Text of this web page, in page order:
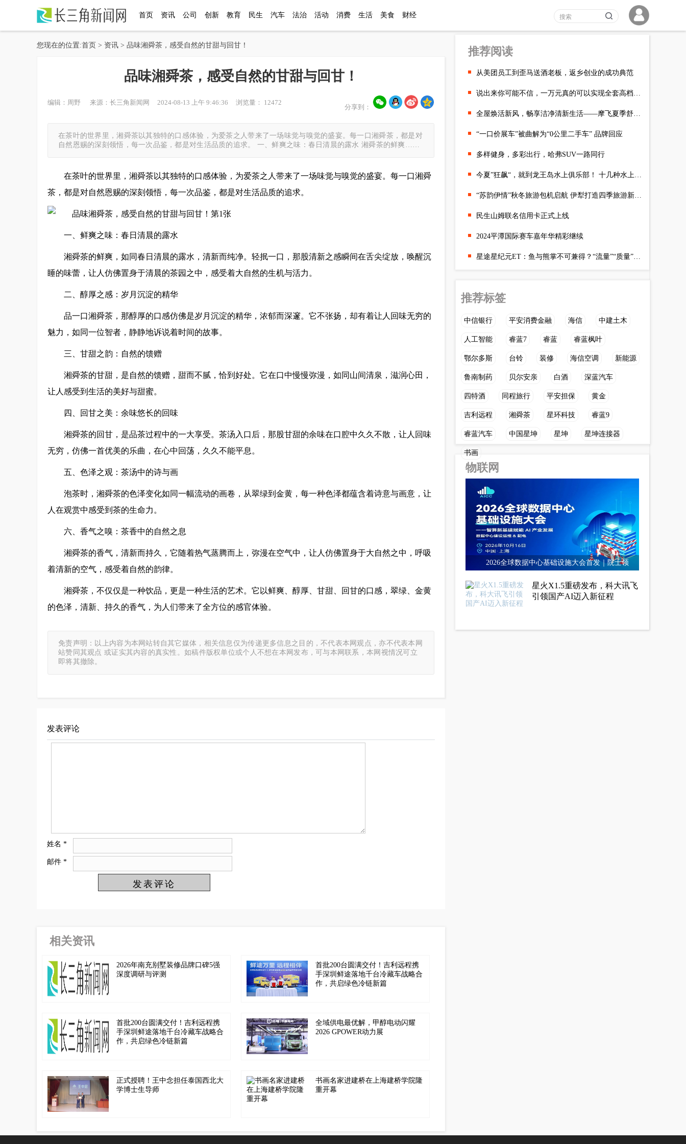
首页 资讯 公司 创新 教育 民生 汽车 法治 活动 消费 生活 美食 财经
您现在的位置:首页 > 资讯 > 品味湘舜茶，感受自然的甘甜与回甘！
品味湘舜茶，感受自然的甘甜与回甘！
编辑：周野 来源：长三角新闻网 2024-08-13 上午 9:46:36 浏览量： 12472
分享到：
在茶叶的世界里，湘舜茶以其独特的口感体验，为爱茶之人带来了一场味觉与嗅觉的盛宴。每一口湘舜茶，都是对
自然恩赐的深刻领悟，每一次品鉴，都是对生活品质的追求。 一、鲜爽之味：春日清晨的露水 湘舜茶的鲜爽……
在茶叶的世界里，湘舜茶以其独特的口感体验，为爱茶之人带来了一场味觉与嗅觉的盛宴。每一口湘舜
茶，都是对自然恩赐的深刻领悟，每一次品鉴，都是对生活品质的追求。
一、鲜爽之味：春日清晨的露水
湘舜茶的鲜爽，如同春日清晨的露水，清新而纯净。轻抿一口，那股清新之感瞬间在舌尖绽放，唤醒沉
睡的味蕾，让人仿佛置身于清晨的茶园之中，感受着大自然的生机与活力。
二、醇厚之感：岁月沉淀的精华
品一口湘舜茶，那醇厚的口感仿佛是岁月沉淀的精华，浓郁而深邃。它不张扬，却有着让人回味无穷的
魅力，如同一位智者，静静地诉说着时间的故事。
三、甘甜之韵：自然的馈赠
湘舜茶的甘甜，是自然的馈赠，甜而不腻，恰到好处。它在口中慢慢弥漫，如同山间清泉，滋润心田，
让人感受到生活的美好与甜蜜。
四、回甘之美：余味悠长的回味
湘舜茶的回甘，是品茶过程中的一大享受。茶汤入口后，那股甘甜的余味在口腔中久久不散，让人回味
无穷，仿佛一首优美的乐曲，在心中回荡，久久不能平息。
五、色泽之观：茶汤中的诗与画
泡茶时，湘舜茶的色泽变化如同一幅流动的画卷，从翠绿到金黄，每一种色泽都蕴含着诗意与画意，让
人在观赏中感受到茶的生命力。
六、香气之嗅：茶香中的自然之息
湘舜茶的香气，清新而持久，它随着热气蒸腾而上，弥漫在空气中，让人仿佛置身于大自然之中，呼吸
着清新的空气，感受着自然的韵律。
湘舜茶，不仅仅是一种饮品，更是一种生活的艺术。它以鲜爽、醇厚、甘甜、回甘的口感，翠绿、金黄
的色泽，清新、持久的香气，为人们带来了全方位的感官体验。
免责声明：以上内容为本网站转自其它媒体，相关信息仅为传递更多信息之目的，不代表本网观点，亦不代表本网
站赞同其观点 或证实其内容的真实性。如稿件版权单位或个人不想在本网发布，可与本网联系，本网视情况可立
即将其撤除。
发表评论
姓名 *
邮件 *
相关资讯
2026年南充别墅装修品牌口碑5强
深度调研与评测
首批200台圆满交付！吉利远程携
手深圳鲜途落地千台冷藏车战略合
作，共启绿色冷链新篇
首批200台圆满交付！吉利远程携
手深圳鲜途落地千台冷藏车战略合
作，共启绿色冷链新篇
全域供电最优解，甲醇电动闪耀
2026 GPOWER动力展
正式授聘！王中念担任泰国西北大
学博士生导师
书画名家进建桥在上海建桥学院隆
重开幕
推荐阅读
从美团员工到歪马送酒老板，返乡创业的成功典范
说出来你可能不信，一万元真的可以实现全套高档厨电自由！！
全屋焕活新风，畅享洁净清新生活——摩飞夏季舒适纳凉系列
“一口价展车”被曲解为“0公里二手车” 品牌回应
多样健身，多彩出行，哈弗SUV一路同行
今夏”狂飙“，就到龙王岛水上俱乐部！ 十几种水上项目让你刺激又
“苏韵伊情”秋冬旅游包机启航 伊犁打造四季旅游新格局
民生山姆联名信用卡正式上线
2024平潭国际赛车嘉年华精彩继续
星途星纪元ET：鱼与熊掌不可兼得？“流量”“质量”必须两手抓
推荐标签
中信银行 平安消费金融 海信 中建土木
人工智能 睿蓝7 睿蓝 睿蓝枫叶
鄂尔多斯 台铃 装修 海信空调 新能源
鲁南制药 贝尔安亲 白酒 深蓝汽车
四特酒 同程旅行 平安担保 黄金
吉利远程 湘舜茶 星环科技 睿蓝9
睿蓝汽车 中国星坤 星坤 星坤连接器
书画
物联网
2026全球数据中心基础设施大会首发｜院士领
星火X1.5重磅发布，科大讯飞
引领国产AI迈入新征程